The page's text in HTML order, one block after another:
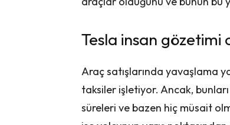
Tesla insan
Araç satışlarında yavaşlama
taksiler işletiyor. Ancak,
süreleri ve bazen hiç müsait